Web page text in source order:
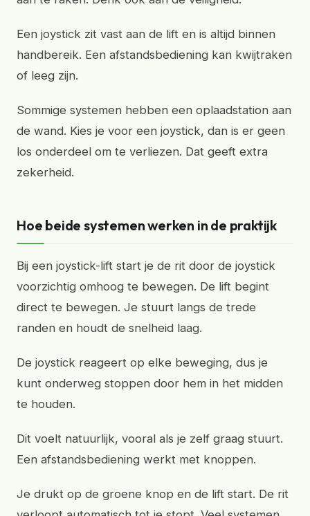
Een joystick zit vast aan de lift en is altijd binnen
handbereik. Een afstandsbediening kan kwijtraken
of leeg zijn.
Sommige systemen hebben een oplaadstation aan
de wand. Kies je voor een joystick, dan is er geen
los onderdeel om te verliezen. Dat geeft extra
zekerheid.
Hoe beide systemen werken in de praktijk
Bij een joystick-lift start je de rit door de joystick
voorzichtig omhoog te bewegen. De lift begint
direct te bewegen. Je stuurt langs de trede
randen en houdt de snelheid laag.
De joystick reageert op elke beweging, dus je
kunt onderweg stoppen door hem in het midden
te houden.
Dit voelt natuurlijk, vooral als je zelf graag stuurt.
Een afstandsbediening werkt met knoppen.
Je drukt op de groene knop en de lift start. De rit